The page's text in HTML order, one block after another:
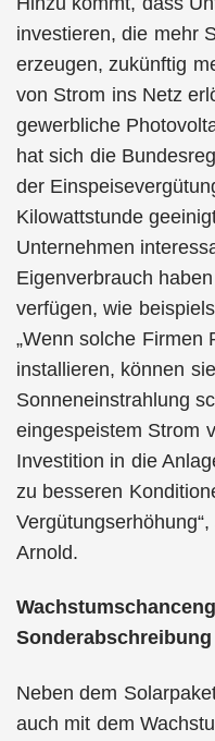
investieren, die mehr
erzeugen, zukünftig
von Strom ins Netz
gewerbliche
hat sich die
der
Kilowattstunde
Unternehmen
Eigenverbrauch
verfügen, wie
„Wenn solche Firmen
installieren, können
Sonneneinstrahlung
eingespeistem Strom
Investition in die
zu besseren
Arnold.
Sonderabschreibung
Neben dem
auch mit dem